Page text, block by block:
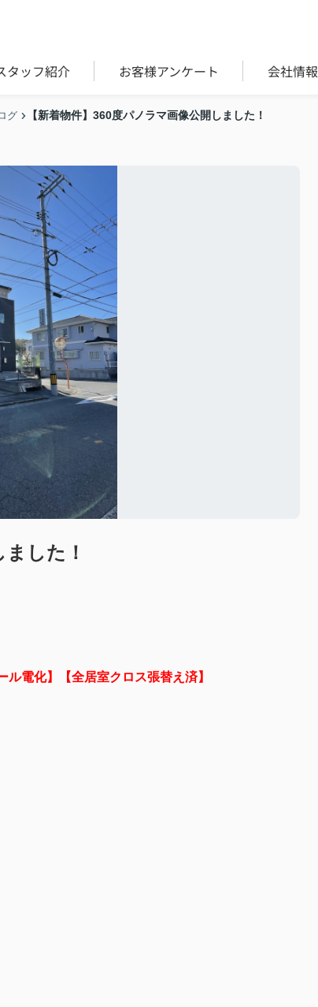
タッフ紹介 お客様アンケート 会社情報
グ 【新着物件】360度パノラマ画像公開しました！
した！
ル電化】【全居室クロス張替え済】